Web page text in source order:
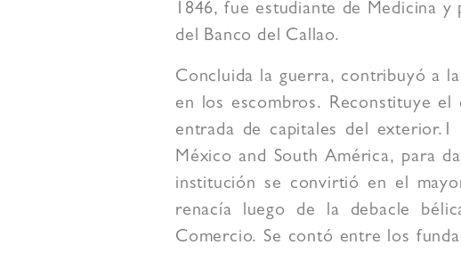
1846, fue estudiante de Medicina
del Banco del Callao.
Concluida la guerra, contribuyó a
en los escombros. Reconstituye
entrada de capitales del
México and South América, para
institución se convirtió en el
renacía luego de la debacle
Comercio. Se contó entre los